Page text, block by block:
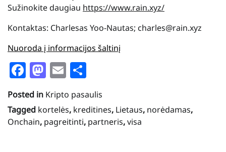
Sužinokite daugiau https://www.rain.xyz/
Kontaktas: Charlesas Yoo-Nautas; charles@rain.xyz
Nuoroda į informacijos šaltinį
Facebook
Mastodon
Email
Posted in Kripto pasaulis
Tagged kortelės, kreditines, Lietaus, norėdamas,
Onchain, pagreitinti, partneris,visa